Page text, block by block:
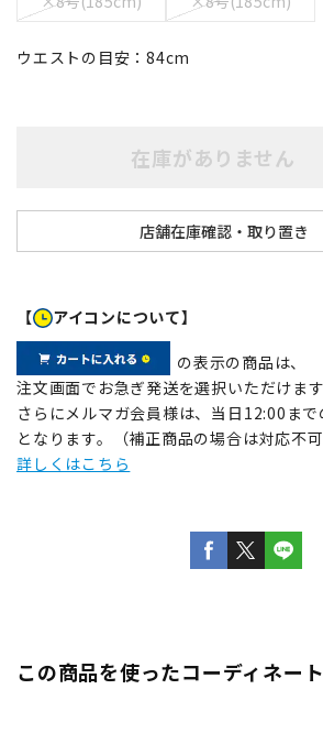
ウエストの目安：84cm
在庫がありません
【 アイコンについて】
の表示の商品は、
注文画面でお急ぎ発送を選択いただけます
さらにメルマガ会員様は、当日12:00ま
となります。（補正商品の場合は対応不可
詳しくはこちら
この商品を使ったコーディネート